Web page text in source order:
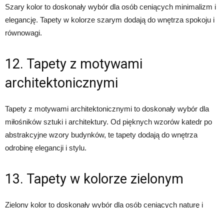
Szary kolor to doskonały wybór dla osób ceniących minimalizm i
elegancję. Tapety w kolorze szarym dodają do wnętrza spokoju i
równowagi.
12. Tapety z motywami
architektonicznymi
Tapety z motywami architektonicznymi to doskonały wybór dla
miłośników sztuki i architektury. Od pięknych wzorów katedr po
abstrakcyjne wzory budynków, te tapety dodają do wnętrza
odrobinę elegancji i stylu.
13. Tapety w kolorze zielonym
Zielony kolor to doskonały wybór dla osób ceniących naturę i